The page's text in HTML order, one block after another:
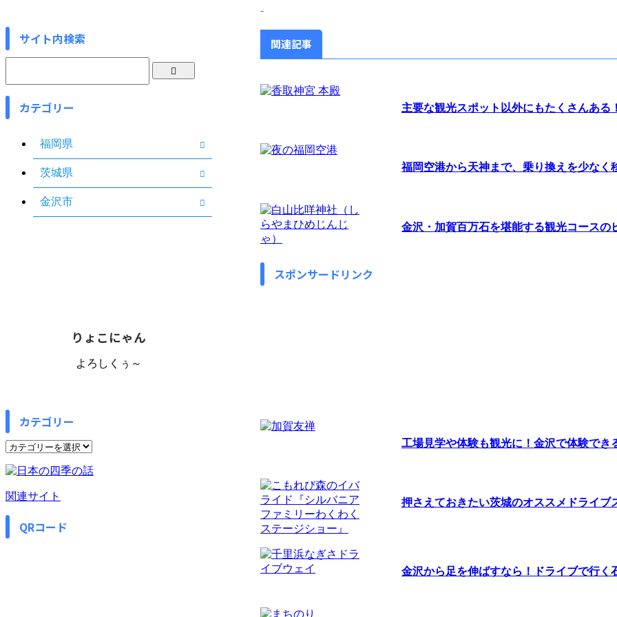
-
関連記事
主要な観光スポット以外にもたくさんある
福岡空港から天神まで、乗り換えを少なく
金沢・加賀百万石を堪能する観光コースの
スポンサードリンク
工場見学や体験も観光に！金沢で体験でき
押さえておきたい茨城のオススメドライブ
金沢から足を伸ばすなら！ドライブで行く
サイト内検索
カテゴリー
福岡県
茨城県
金沢市
りょこにゃん
よろしくぅ～
カテゴリー
カ
ゴ
リ
ー
関連サイト
QRコード